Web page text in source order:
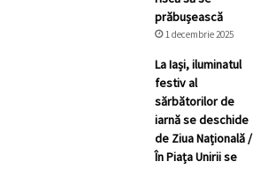
prăbușească
1 decembrie 2025
La Iași, iluminatul
festiv al
sărbătorilor de
iarnă se deschide
de Ziua Națională /
În Piața Unirii se